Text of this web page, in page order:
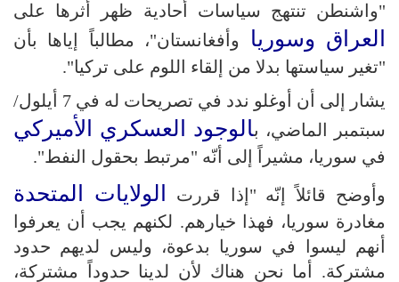
"واشنطن تنتهج سياسات أحادية ظهر أثرها على
العراق وسوريا
وأفغانستان"، مطالباً إياها بأن
"تغير سياستها بدلا من إلقاء اللوم على تركيا".
يشار إلى أن أوغلو ندد في تصريحات له في 7 أيلول/
سبتمبر الماضي، بالوجود العسكري الأميركي
في سوريا، مشيراً إلى أنّه "مرتبط بحقول النفط".
وأوضح قائلاً إنّه "إذا قررت
الولايات المتحدة
مغادرة سوريا، فهذا خيارهم. لكنهم يجب أن يعرفوا
أنهم ليسوا في سوريا بدعوة، وليس لديهم حدود
مشتركة. أما نحن هناك لأن لدينا حدوداً مشتركة،